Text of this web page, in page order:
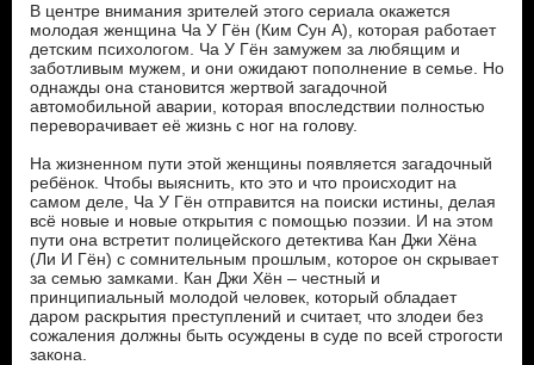
В центре внимания зрителей этого сериала окажется
молодая женщина Ча У Гён (Ким Сун А), которая работает
детским психологом. Ча У Гён замужем за любящим и
заботливым мужем, и они ожидают пополнение в семье. Но
однажды она становится жертвой загадочной
автомобильной аварии, которая впоследствии полностью
переворачивает её жизнь с ног на голову.
На жизненном пути этой женщины появляется загадочный
ребёнок. Чтобы выяснить, кто это и что происходит на
самом деле, Ча У Гён отправится на поиски истины, делая
всё новые и новые открытия с помощью поэзии. И на этом
пути она встретит полицейского детектива Кан Джи Хёна
(Ли И Гён) с сомнительным прошлым, которое он скрывает
за семью замками. Кан Джи Хён – честный и
принципиальный молодой человек, который обладает
даром раскрытия преступлений и считает, что злодеи без
сожаления должны быть осуждены в суде по всей строгости
закона.